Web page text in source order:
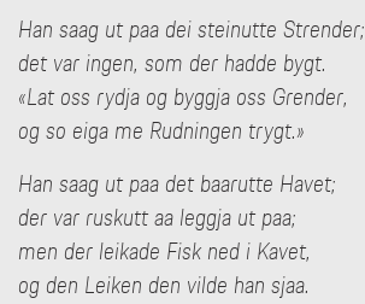
Han saag ut paa dei steinutte Strender;
det var ingen, som der hadde bygt.
«Lat oss rydja og byggja oss Grender,
og so eiga me Rudningen trygt.»
Han saag ut paa det baarutte Havet;
der var ruskutt aa leggja ut paa;
men der leikade Fisk ned i Kavet,
og den Leiken den vilde han sjaa.